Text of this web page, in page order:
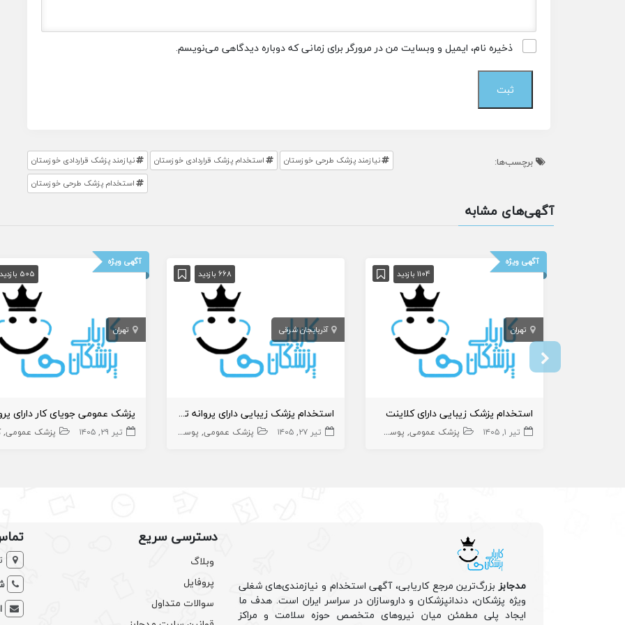
ذخیره نام، ایمیل و وبسایت من در مرورگر برای زمانی که دوباره دیدگاهی می‌نویسم.
برچسب‌ها: نیازمند پزشک طرحی خوزستان استخدام پزشک قراردادی خوزستان
نیازمند پزشک قراردادی خوزستان
استخدام پزشک طرحی خوزستان
آگهی‌های مشابه
آگهی ویژه
1104 بازدید
تهران
استخدام پزشک زیبایی دارای کلاینت
تیر ۱, ۱۴۰۵ پزشک عمومی پوست و زیبایی زیبایی
668 بازدید
آذربایجان شرقی
استخدام پزشک زیبایی دارای پروانه تبریز
تیر ۲۷, ۱۴۰۵ پزشک عمومی پوست و زیبایی زیبایی پزشک عمومی پوست
آگهی ویژه
505 بازدید
تهران
تیر ۲۹, ۱۴۰۵ پزشک عمومی
مدجابزبزرگ‌ترین مرجع کاریابی، آگهی استخدام و نیازمندی‌های شغلی
ویژه پزشکان، دندانپزشکان و داروسازان در سراسر ایران است. هدف ما
ایجاد پلی مطمئن میان نیروهای متخصص حوزه سلامت و مراکز
دسترسی سریع
وبلاگ
پروفایل
سوالات متداول